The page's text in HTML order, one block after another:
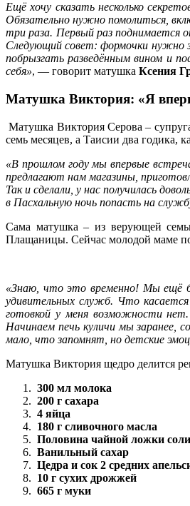
Ещё хочу сказать несколько
Обязательно нужно помолиться,
три раза. Первый раз поднимается
Следующий совет: формочки нужно
побрызгать разведённым вином и
себя», — говорит матушка Ксения
Матушка Виктория: «Я
Матушка Виктория Серова –
семь месяцев, а Таисии два годика,
«В прошлом году мы впервые
предлагают нам магазины,
Так и сделали, у нас получилась
в Пасхальную ночь попасть на
Сама матушка – из верующей
Плащаницы. Сейчас молодой маме
«Знаю, что это временно! Мы ещё
удивительных служб. Что
готовкой у меня возможности
Начинаем печь куличи мы заранее,
мало, что запомнят, но детские
Матушка Виктория щедро делится
300 мл молока
200 г сахара
4 яйца
180 г сливочного масла
Половина чайной ложки соли
Ванильный сахар
Цедра и сок 2 средних
10 г сухих дрожжей
665 г муки